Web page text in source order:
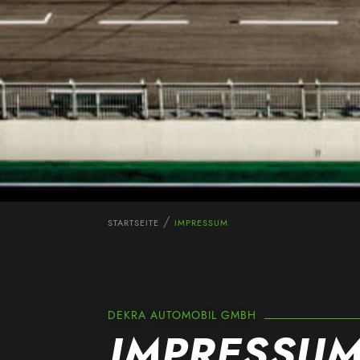
STARTSEITE IMPRESSUM
DEKRA AUTOMOBIL GMBH